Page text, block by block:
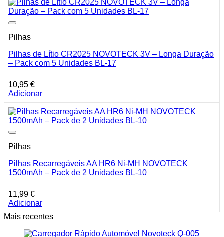
Pilhas
Pilhas de Lítio CR2025 NOVOTECK 3V – Longa Duração
– Pack com 5 Unidades BL-17
10,95 €
Adicionar
Pilhas
Pilhas Recarregáveis AA HR6 Ni-MH NOVOTECK
1500mAh – Pack de 2 Unidades BL-10
11,99 €
Adicionar
Mais recentes